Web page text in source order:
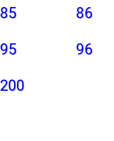
85 86
95 96
200